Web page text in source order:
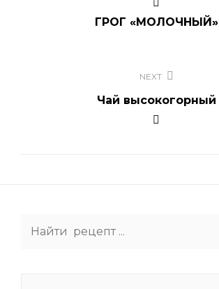
записямГРОГ «МОЛОЧНЫЙ»
NEXT
Чай высокогорный
Search